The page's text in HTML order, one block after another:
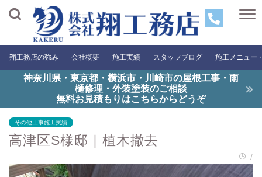
翔工務店の強み 会社概要 施工実績 スタッフブログ 施工メニュー
神奈川県・東京都・横浜市・川崎市の屋根工事・雨
樋修理・外装塗装のご相談
無料お見積もりはこちらからどうぞ
その他工事施工実績
高津区S様邸｜植木撤去
/